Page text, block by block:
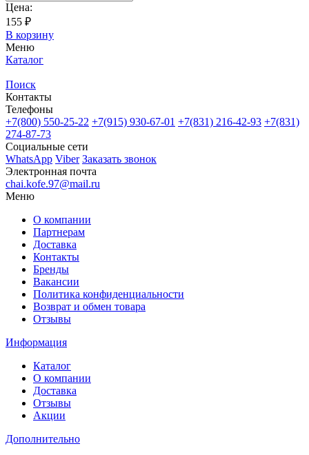
Цена:
155 ₽
В корзину
Меню
Каталог
Поиск
Контакты
Телефоны
+7(800) 550-25-22 +7(915) 930-67-01 +7(831) 216-42-93 +7(831)
274-87-73
Социальные сети
WhatsApp Viber Заказать звонок
Электронная почта
chai.kofe.97@mail.ru
Меню
О компании
Партнерам
Доставка
Контакты
Бренды
Вакансии
Политика конфиденциальности
Возврат и обмен товара
Отзывы
Информация
Каталог
О компании
Доставка
Отзывы
Акции
Дополнительно